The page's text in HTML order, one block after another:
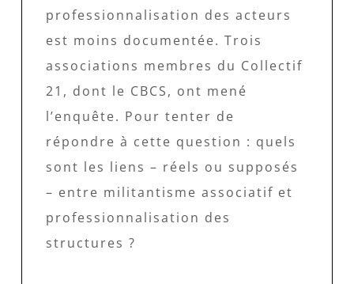
professionnalisation des acteurs
est moins documentée. Trois
associations membres du Collectif
21, dont le CBCS, ont mené
l’enquête. Pour tenter de
répondre à cette question : quels
sont les liens – réels ou supposés
– entre militantisme associatif et
professionnalisation des
structures ?